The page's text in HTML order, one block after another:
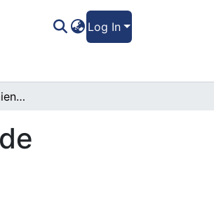
Log In
Propuesta de seguimiento de indicadores clave de desempeño en ventas de imasa en el año 2025